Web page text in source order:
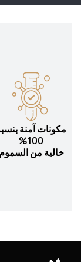
مكونات آمنة
100%
خالية من السموم